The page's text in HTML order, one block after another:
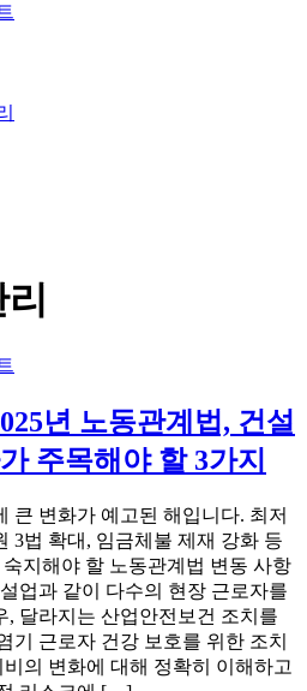
년 노동관계법, 건설
주목해야 할 3가지
큰 변화가 예고된 해입니다. 최저
3법 확대, 임금체불 제재 강화 등
지해야 할 노동관계법 변동 사항
업과 같이 다수의 현장 근로자를
, 달라지는 산업안전보건 조치를
기 근로자 건강 보호를 위한 조치
의 변화에 대해 정확히 이해하고